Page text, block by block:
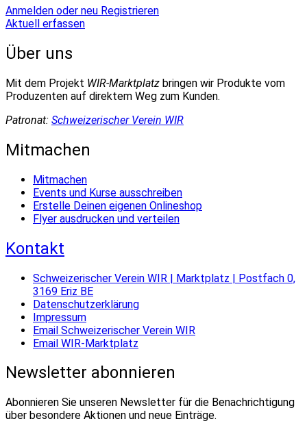
Anmelden oder neu Registrieren
Aktuell erfassen
Über uns
Mit dem Projekt WIR-Marktplatz bringen wir Produkte vom
Produzenten auf direktem Weg zum Kunden.
Patronat: Schweizerischer Verein WIR
Mitmachen
Mitmachen
Events und Kurse ausschreiben
Erstelle Deinen eigenen Onlineshop
Flyer ausdrucken und verteilen
Kontakt
Schweizerischer Verein WIR | Marktplatz | Postfach 0,
3169 Eriz BE
Datenschutzerklärung
Impressum
Email Schweizerischer Verein WIR
Email WIR-Marktplatz
Newsletter abonnieren
Abonnieren Sie unseren Newsletter für die Benachrichtigung
über besondere Aktionen und neue Einträge.